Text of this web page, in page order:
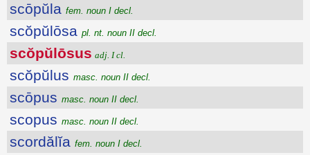
scōpŭla fem. noun I decl.
scŏpŭlōsa pl. nt. noun II decl.
scŏpŭlōsus adj. I cl.
scŏpŭlus masc. noun II decl.
scōpus masc. noun II decl.
scopus masc. noun II decl.
scordălĭa fem. noun I decl.